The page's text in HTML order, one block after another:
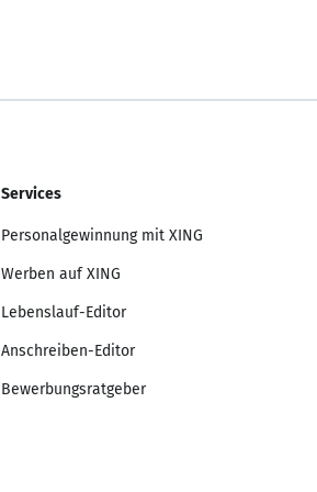
Services
Personalgewinnung mit XING
Werben auf XING
Lebenslauf-Editor
Anschreiben-Editor
Bewerbungsratgeber